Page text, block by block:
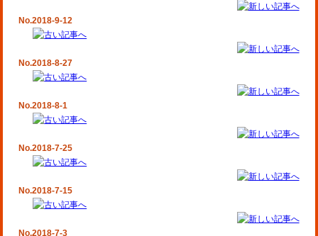
No.2018-9-12
No.2018-8-27
No.2018-8-1
No.2018-7-25
No.2018-7-15
No.2018-7-3